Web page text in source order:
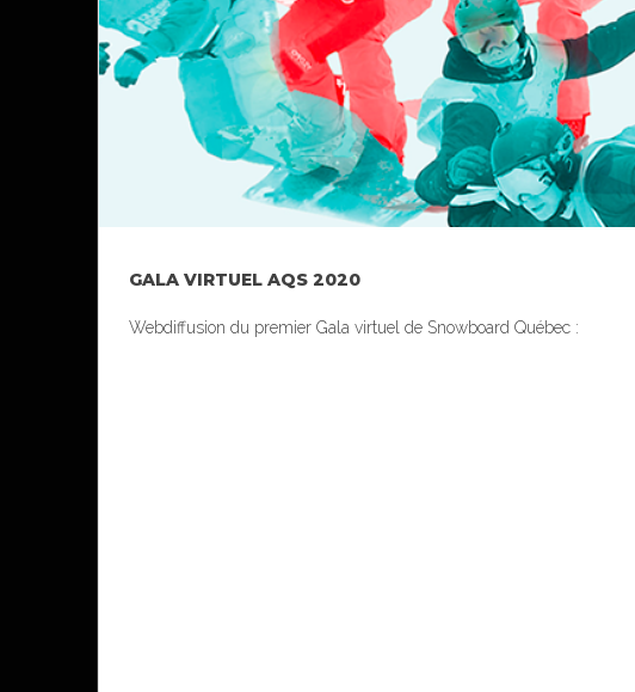
GALA VIRTUEL AQS 2020
Webdiffusion du premier Gala virtuel de Snowboard Québec :